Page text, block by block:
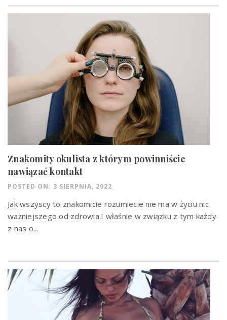
Znakomity okulista z którym powinniście
nawiązać kontakt
POSTED ON: 3 SIERPNIA, 2022
Jak wszyscy to znakomicie rozumiecie nie ma w życiu nic
ważniejszego od zdrowia.I właśnie w związku z tym każdy
z nas o...